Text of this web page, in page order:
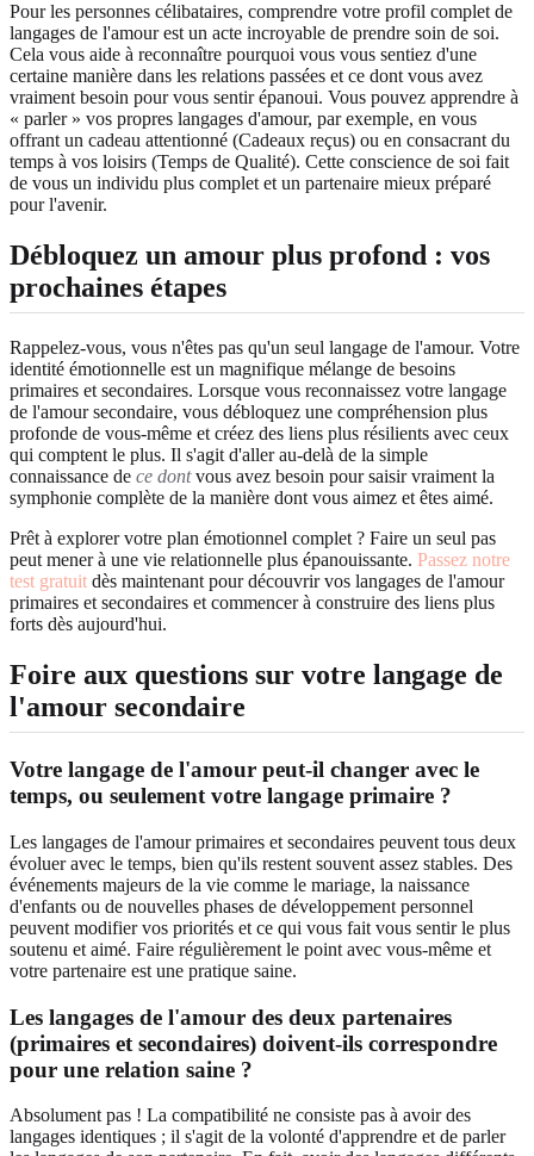
Pour les personnes célibataires, comprendre votre profil complet de
langages de l'amour est un acte incroyable de prendre soin de soi.
Cela vous aide à reconnaître pourquoi vous vous sentiez d'une
certaine manière dans les relations passées et ce dont vous avez
vraiment besoin pour vous sentir épanoui. Vous pouvez apprendre à
« parler » vos propres langages d'amour, par exemple, en vous
offrant un cadeau attentionné (Cadeaux reçus) ou en consacrant du
temps à vos loisirs (Temps de Qualité). Cette conscience de soi fait
de vous un individu plus complet et un partenaire mieux préparé
pour l'avenir.
Débloquez un amour plus profond : vos
prochaines étapes
Rappelez-vous, vous n'êtes pas qu'un seul langage de l'amour. Votre
identité émotionnelle est un magnifique mélange de besoins
primaires et secondaires. Lorsque vous reconnaissez votre langage
de l'amour secondaire, vous débloquez une compréhension plus
profonde de vous-même et créez des liens plus résilients avec ceux
qui comptent le plus. Il s'agit d'aller au-delà de la simple
connaissance de ce dontvous avez besoin pour saisir vraiment la
symphonie complète de la manière dont vous aimez et êtes aimé.
Prêt à explorer votre plan émotionnel complet ? Faire un seul pas
peut mener à une vie relationnelle plus épanouissante. Passez notre
test gratuit dès maintenant pour découvrir vos langages de l'amour
primaires et secondaires et commencer à construire des liens plus
forts dès aujourd'hui.
Foire aux questions sur votre langage de
l'amour secondaire
Votre langage de l'amour peut-il changer avec le
temps, ou seulement votre langage primaire ?
Les langages de l'amour primaires et secondaires peuvent tous deux
évoluer avec le temps, bien qu'ils restent souvent assez stables. Des
événements majeurs de la vie comme le mariage, la naissance
d'enfants ou de nouvelles phases de développement personnel
peuvent modifier vos priorités et ce qui vous fait vous sentir le plus
soutenu et aimé. Faire régulièrement le point avec vous-même et
votre partenaire est une pratique saine.
Les langages de l'amour des deux partenaires
(primaires et secondaires) doivent-ils correspondre
pour une relation saine ?
Absolument pas ! La compatibilité ne consiste pas à avoir des
langages identiques ; il s'agit de la volonté d'apprendre et de parler